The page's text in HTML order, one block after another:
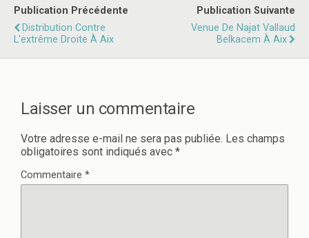
Publication Précédente
Distribution Contre
L'extrême Droite À Aix
Publication Suivante
Venue De Najat Vallaud
Belkacem À Aix
Laisser un commentaire
Votre adresse e-mail ne sera pas publiée. Les champs
obligatoires sont indiqués avec *
Commentaire *